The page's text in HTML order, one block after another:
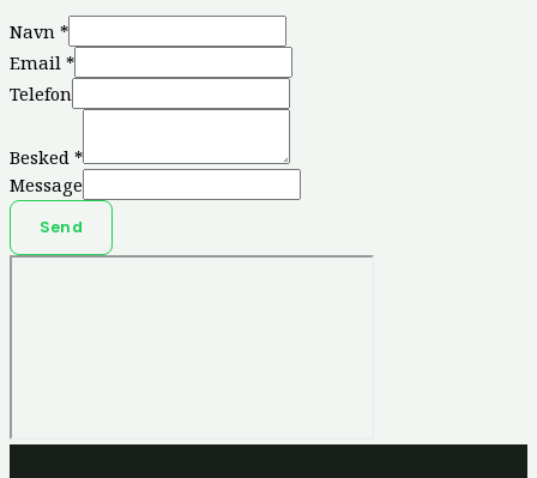
Navn *
Email *
Telefon
Besked *
Message
Send